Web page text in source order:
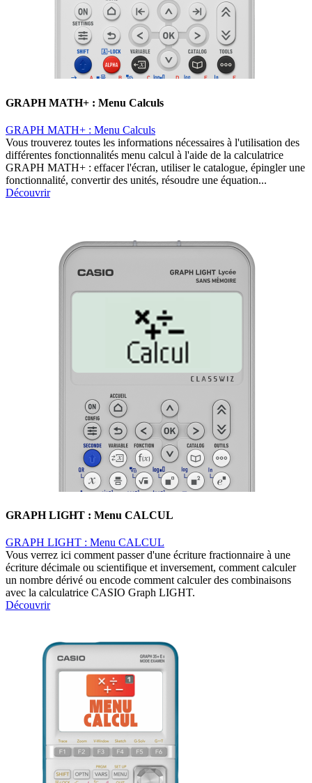
GRAPH MATH+ : Menu Calculs
GRAPH MATH+ : Menu Calculs
Vous trouverez toutes les informations nécessaires à l'utilisation des
différentes fonctionnalités menu calcul à l'aide de la calculatrice
GRAPH MATH+ : effacer l'écran, utiliser le catalogue, épingler une
fonctionnalité, convertir des unités, résoudre une équation...
Découvrir
GRAPH LIGHT : Menu CALCUL
GRAPH LIGHT : Menu CALCUL
Vous verrez ici comment passer d'une écriture fractionnaire à une
écriture décimale ou scientifique et inversement, comment calculer
un nombre dérivé ou encode comment calculer des combinaisons
avec la calculatrice CASIO Graph LIGHT.
Découvrir